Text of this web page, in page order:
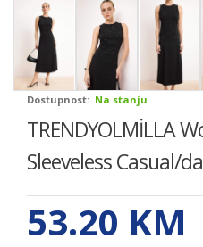
Dostupnost: Na stanju
TRENDYOLMİLLA
Sleeveless Casual/
53.20 KM